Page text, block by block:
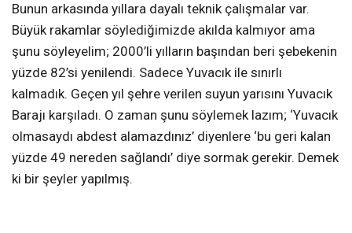
Bunun arkasında yıllara dayalı teknik çalışmalar var.
Büyük rakamlar söylediğimizde akılda kalmıyor ama
şunu söyleyelim; 2000’li yılların başından beri şebekenin
yüzde 82’si yenilendi. Sadece Yuvacık ile sınırlı
kalmadık. Geçen yıl şehre verilen suyun yarısını Yuvacık
Barajı karşıladı. O zaman şunu söylemek lazım; ‘Yuvacık
olmasaydı abdest alamazdınız’ diyenlere ‘bu geri kalan
yüzde 49 nereden sağlandı’ diye sormak gerekir. Demek
ki bir şeyler yapılmış.